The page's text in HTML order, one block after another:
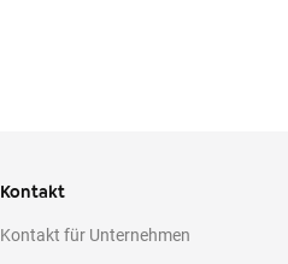
Kontakt
Kontakt für Unternehmen